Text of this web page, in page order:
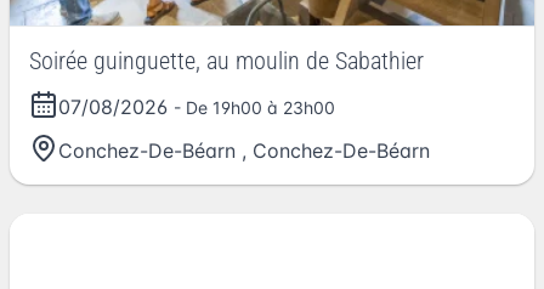
Soirée guinguette, au moulin de Sabathier
07/08/2026 - De 19h00 à 23h00
Conchez-De-Béarn , Conchez-De-Béarn